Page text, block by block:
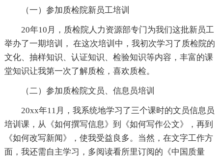
（一）参加质检院新员工培训
20年10月，质检院人力资源部专门为我们这批新员工
举办了一期培训， 在这次培训中，我初次学习了质检院的
文化、抽样知识、认证知识、检验知识等内容，丰富的课
堂知识让我第一次了解质检，喜欢质检。
（二）参加质检院文员、信息员培训
20xx年11月，我系统地学习了三个课时的文员信息员
培训课，从《如何撰写信息》到《如何写作公文》，再到
《如何改写新闻》，使我受益良多。当然，在文字工作方
面，我还需自主学习，多阅读看所里订阅的《中国质量